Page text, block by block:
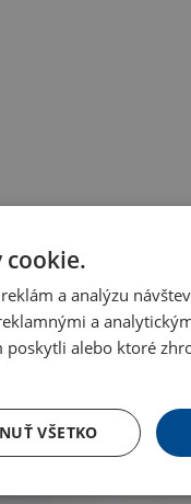
cookie.
a analýzu
a
alebo ktoré
VŠETKO